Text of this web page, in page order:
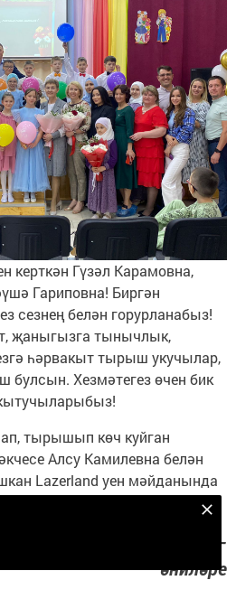
керткән Гүзәл Карамовна,
Гариповна! Биргән
сезнең белән горурланабыз!
җаныгызга тынычлык,
һәрвакыт тырыш укучылар,
Хезмәтегез өчен бик
тырышып көч куйган
Алсу Камилевна белән
Lazerland уен мәйданында
4 И сыйныфы әти-
әниләре